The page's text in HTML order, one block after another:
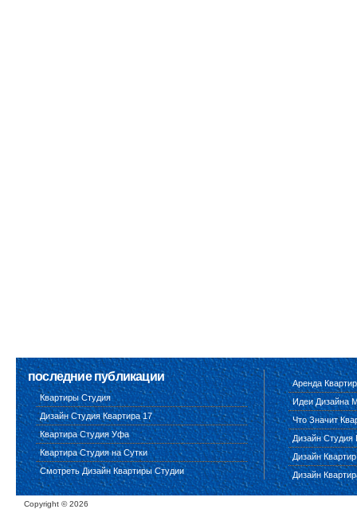
последние публикации
Квартиры Студия
Дизайн Студия Квартира 17
Квартира Студия Уфа
Квартира Студия на Сутки
Смотреть Дизайн Квартиры Студии
Аренда
Идеи Дизайна
Что Значит
Дизайн Студия
Дизайн
Дизайн
Copyright ©2026